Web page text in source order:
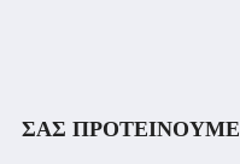
ΣΑΣ ΠΡΟΤΕΙΝΟΥΜΕ